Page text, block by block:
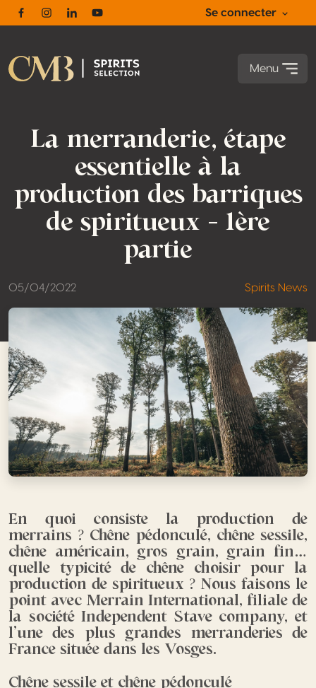
FacebookInstagram
LinkedinYoutube
Se connecter
Menu
La merranderie, étape
essentielle à la
production des barriques
de spiritueux – 1ère
partie
05/04/2022 Spirits News
En quoi consiste la production de
merrains ? Chêne pédonculé, chêne sessile,
chêne américain, gros grain, grain fin…
quelle typicité de chêne choisir pour la
production de spiritueux ? Nous faisons le
point avec Merrain International, filiale de
la société Independent Stave company, et
l’une des plus grandes merranderies de
France située dans les Vosges.
Chêne sessile et chêne pédonculé